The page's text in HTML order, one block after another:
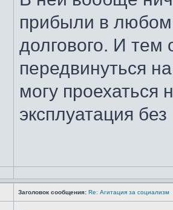
прибыли в любом
долгового. И
передвинуться
могу проехаться
эксплуатация
Заголовок сообщения: Re: Агитация за социализм